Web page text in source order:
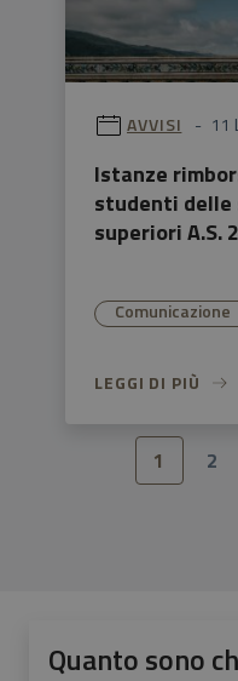
AVVISI 11
Istanze
studenti delle
superiori A.S.
Comunicazione
LEGGI DI PIÙ
1 2
Quanto sono